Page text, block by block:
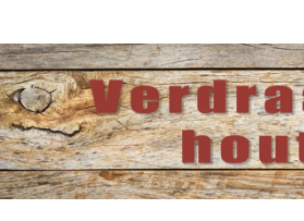
direct
naar
de
hoofdinhoud